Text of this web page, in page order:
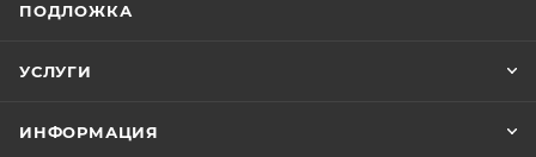
ПОДЛОЖКА
УСЛУГИ
ИНФОРМАЦИЯ